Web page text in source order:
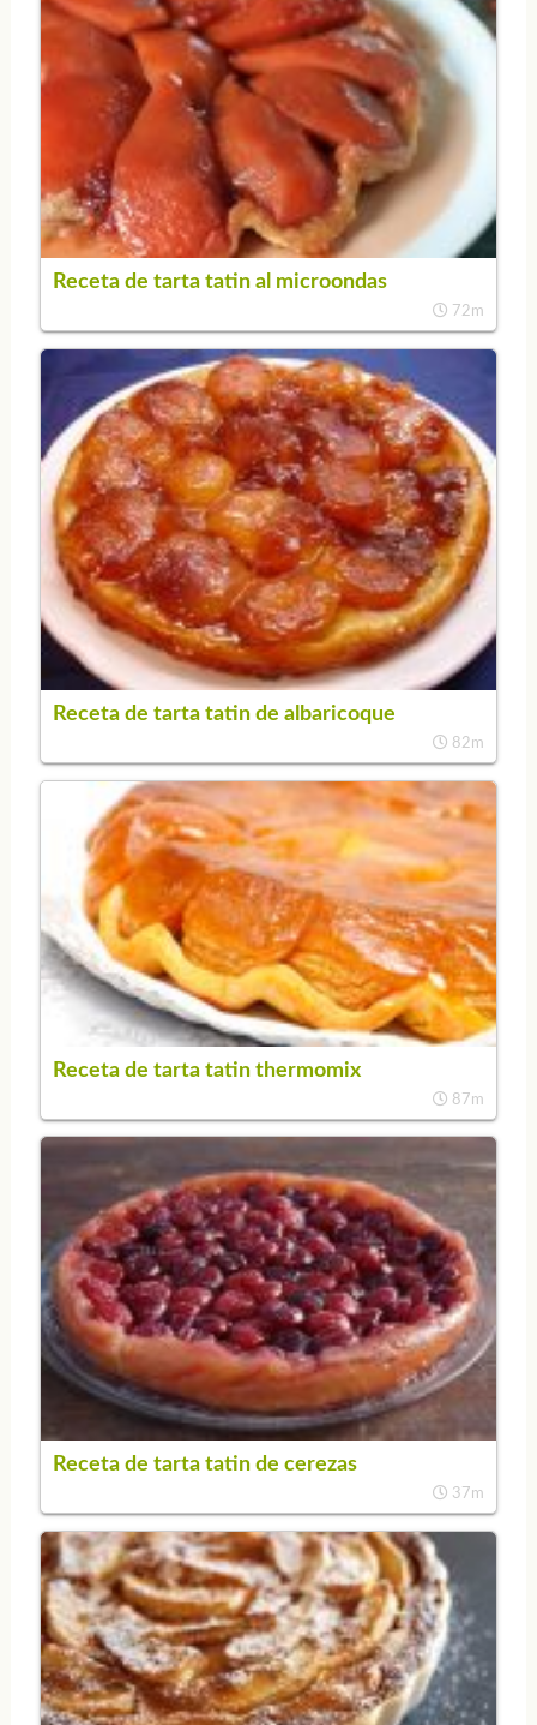
Receta de tarta tatin al microondas
72m
Receta de tarta tatin de albaricoque
82m
Receta de tarta tatin thermomix
87m
Receta de tarta tatin de cerezas
37m